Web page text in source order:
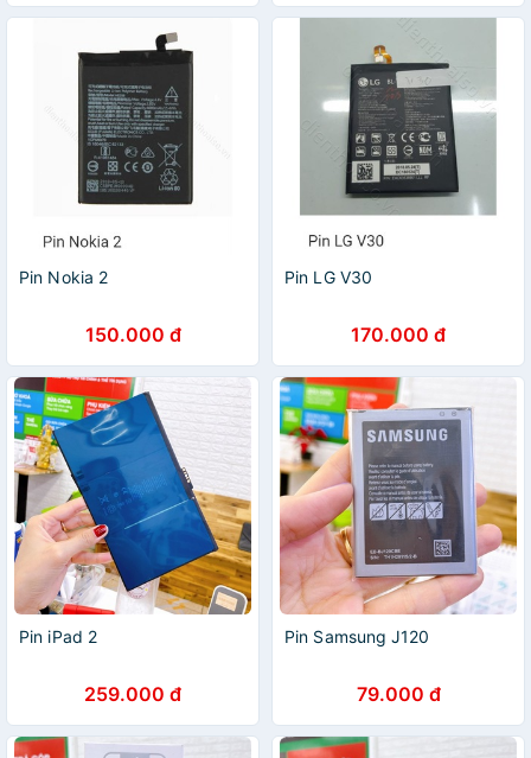
Pin Nokia 2
150.000 đ
Pin LG V30
170.000 đ
Pin iPad 2
259.000 đ
Pin Samsung J120
79.000 đ